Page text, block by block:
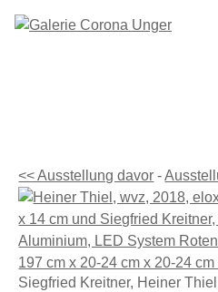
<< Ausstellung davor -
Siegfried Kreitner, Heiner Thiel